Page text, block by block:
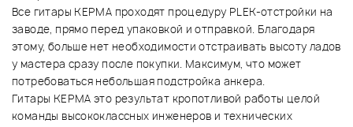
Все гитары KEPMA проходят процедуру PLEK-отстройки на
заводе, прямо перед упаковкой и отправкой. Благодаря
этому, больше нет необходимости отстраивать высоту ладов
у мастера сразу после покупки. Максимум, что может
потребоваться небольшая подстройка анкера.
Гитары KEPMA это результат кропотливой работы целой
команды высококлассных инженеров и технических